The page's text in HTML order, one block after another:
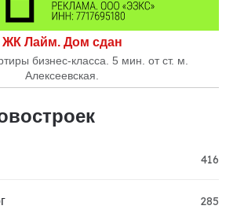
ЖК Лайм. Дом сдан
бизнес-класса. 5 мин. от ст. м.
Алексеевская.
416
285